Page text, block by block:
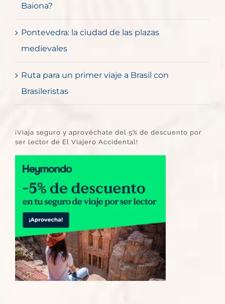
Baiona?
Pontevedra: la ciudad de las plazas
medievales
Ruta para un primer viaje a Brasil con
Brasileristas
¡Viaja seguro y aprovéchate del 5% de descuento por
ser lector de El Viajero Accidental!